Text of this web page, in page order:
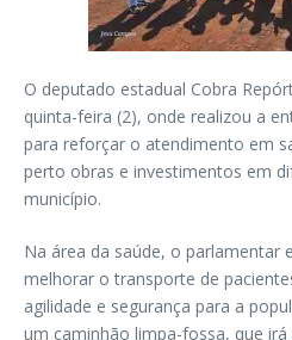
O deputado estadual Cobra
quinta-feira (2), onde realizou a
para reforçar o atendimento em
perto obras e investimentos em
município.
Na área da saúde, o parlamentar
melhorar o transporte de
agilidade e segurança para a
um caminhão limpa-fossa, que